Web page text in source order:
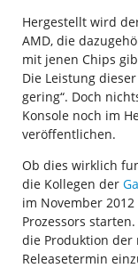
Hergestellt wird
AMD, die
mit jenen Chips
Die Leistung
gering“. Doch
Konsole noch im
veröffentlichen.
Ob dies wirklich
die Kollegen der
im November
Prozessors
die Produktion der
Releasetermin